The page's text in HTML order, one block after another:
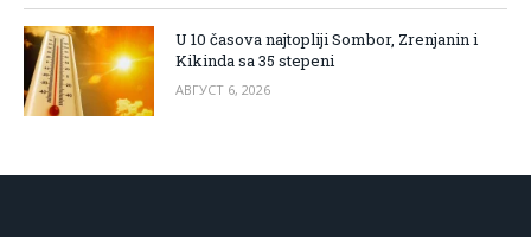
U 10 časova najtopliji Sombor, Zrenjanin i
Kikinda sa 35 stepeni
АВГУСТ 6, 2026